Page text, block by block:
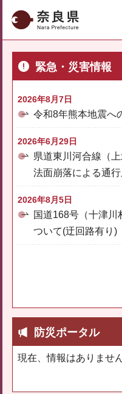
奈良県
緊急・災害情報
2026年8月7日
令和8年熊本地震へ
2026年6月29日
県道東川河合線（
法面崩落による通
2026年8月5日
国道168号（十津川
ついて(迂回路有り)
防災ポータル
現在、情報はありません